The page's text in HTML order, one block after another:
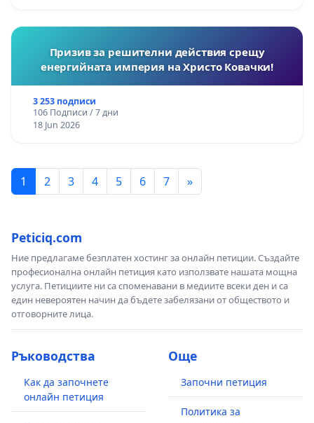
извършителите на престъпления срещу тях
остават ненаказани.
посочат за това, че държавата (в лицето на
общини, контролни органи като БАБХ с местните
и поощряването на престъпленията срещу
животните и за безнаказаността на
Докога?!!!
Затова ние, представителите на организации
за защита на животните в България и
доброволци
1. Прилагането на ефективна присъда за
насилникът на Мечо
Призив за решителни действия срещу
енергийната империя на Христо Ковачки!
3 253 подписи
106 Подписи / 7 дни
18 Jun 2026
1 2 3 4 5 6 7 »
Peticiq.com
Ние предлагаме безплатен хостинг за онлайн петиции. Създайте
професионална онлайн петиция като използвате нашата мощна
услуга. Петициите ни са споменавани в медиите всеки ден и са
един невероятен начин да бъдете забелязани от обществото и
отговорните лица.
Ръководства
Как да започнете
онлайн петиция
Още
Започни петиция
Политика за